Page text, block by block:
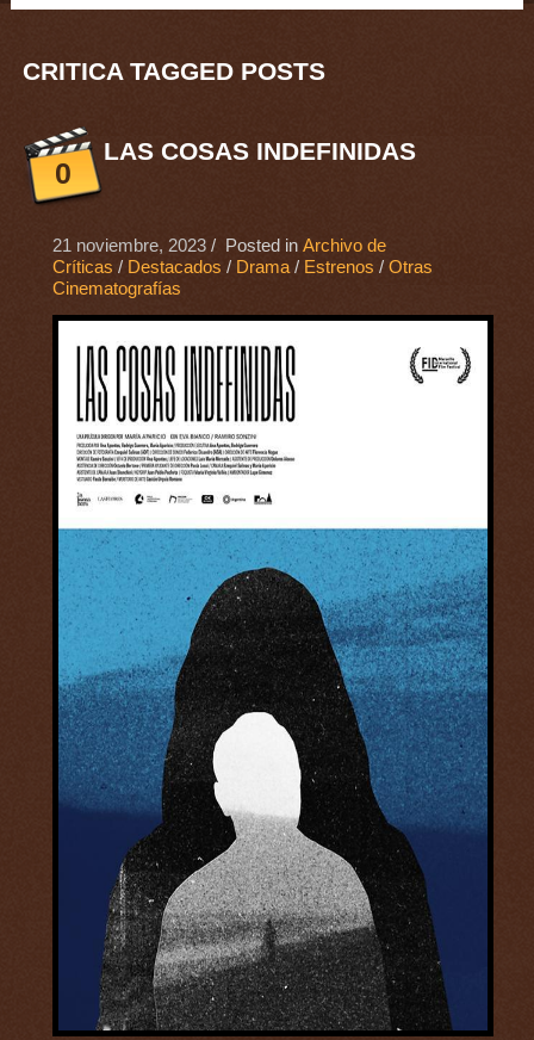
CRITICA TAGGED POSTS
0
LAS COSAS INDEFINIDAS
21 noviembre, 2023/ Posted in Archivo de
Críticas / Destacados / Drama/ Estrenos / Otras
Cinematografías